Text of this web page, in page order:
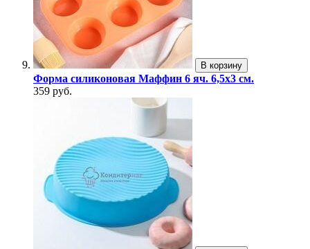
В корзину
Форма силиконовая Маффин 6 яч. 6,5х3 см.
359 руб.